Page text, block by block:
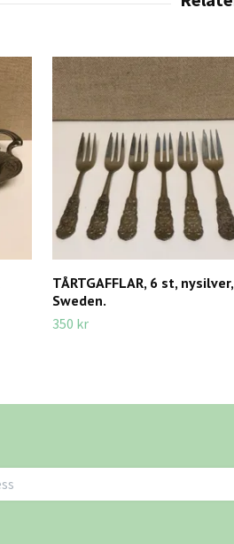
TÅRTGAFFLAR, 6 st, nysilver,
Sweden.
350 kr